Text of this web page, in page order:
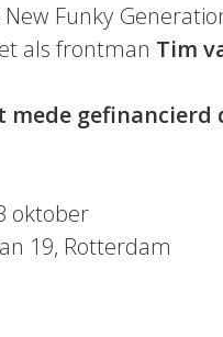
Funky
als frontman Tim
oktober
19, Rotterdam